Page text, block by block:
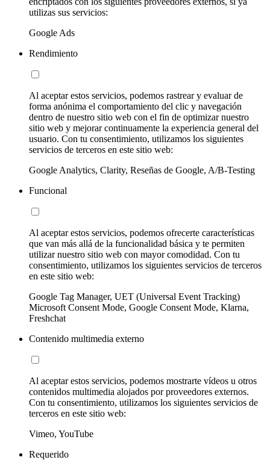
utilizas sus servicios:
Google Ads
Rendimiento
Al aceptar estos servicios, podemos rastrear y evaluar de
forma anónima el comportamiento del clic y navegación
dentro de nuestro sitio web con el fin de optimizar nuestro
sitio web y mejorar continuamente la experiencia general del
usuario. Con tu consentimiento, utilizamos los siguientes
servicios de terceros en este sitio web:
Google Analytics, Clarity, Reseñas de Google, A/B-Testing
Funcional
Al aceptar estos servicios, podemos ofrecerte características
que van más allá de la funcionalidad básica y te permiten
utilizar nuestro sitio web con mayor comodidad. Con tu
consentimiento, utilizamos los siguientes servicios de terceros
en este sitio web:
Google Tag Manager, UET (Universal Event Tracking)
Microsoft Consent Mode, Google Consent Mode, Klarna,
Freshchat
Contenido multimedia externo
Al aceptar estos servicios, podemos mostrarte vídeos u otros
contenidos multimedia alojados por proveedores externos.
Con tu consentimiento, utilizamos los siguientes servicios de
terceros en este sitio web:
Vimeo, YouTube
Requerido